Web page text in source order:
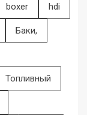
boxer hdi
Баки,
Топливный